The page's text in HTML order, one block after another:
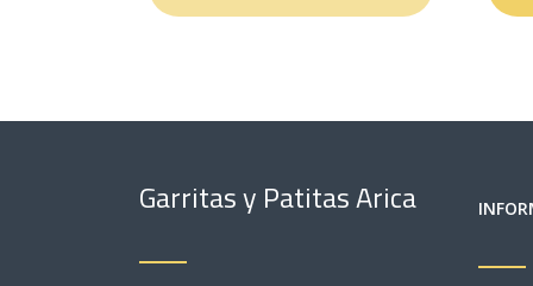
Garritas y Patitas Arica